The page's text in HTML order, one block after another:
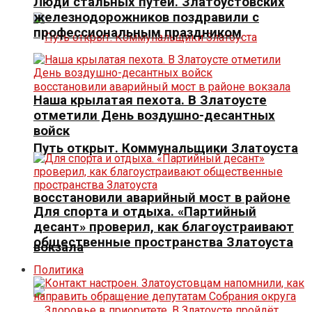
Путь открыт. Коммунальщики Златоуста
восстановили аварийный мост в районе
вокзала
железнодорожников поздравили с
профессиональным праздником
Наша крылатая пехота. В Златоусте
отметили День воздушно-десантных
войск
Для спорта и отдыха. «Партийный
десант» проверил, как благоустраивают
общественные пространства Златоуста
Политика